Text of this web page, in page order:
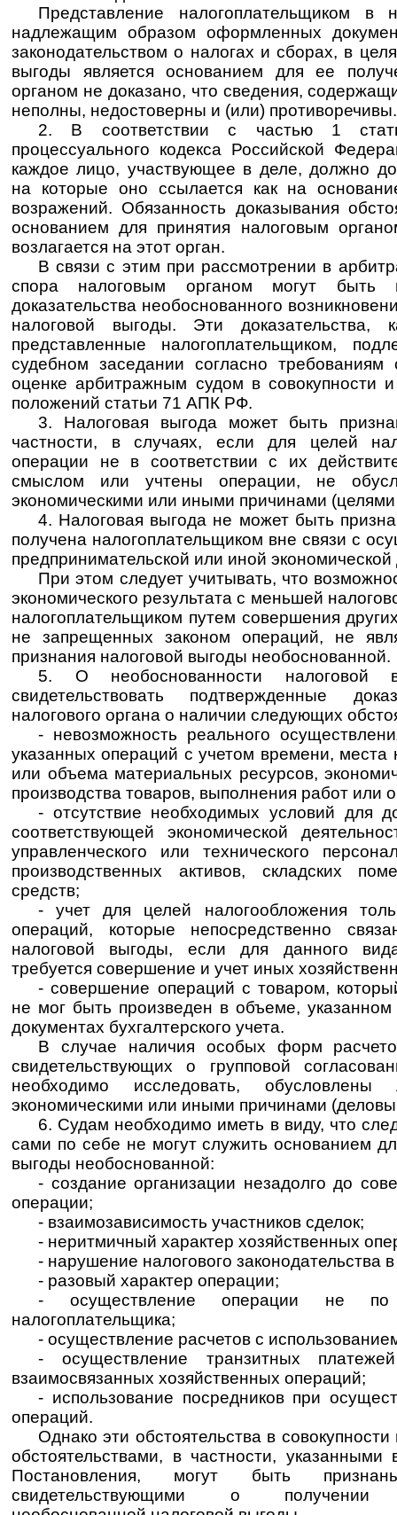
Представление налогоплательщиком в
надлежащим образом оформленных
законодательством о налогах и сборах, в
выгоды является основанием для ее
органом не доказано, что сведения,
неполны, недостоверны и (или) противоречивы.
2. В соответствии с частью 1
процессуального кодекса Российской
каждое лицо, участвующее в деле, должно
на которые оно ссылается как на
возражений. Обязанность доказывания
основанием для принятия налоговым
возлагается на этот орган.
В связи с этим при рассмотрении в
спора налоговым органом могут быть
доказательства необоснованного
налоговой выгоды. Эти доказательства,
представленные налогоплательщиком,
судебном заседании согласно
оценке арбитражным судом в совокупности
положений статьи 71 АПК РФ.
3. Налоговая выгода может быть
частности, в случаях, если для целей
операции не в соответствии с их
смыслом или учтены операции, не
экономическими или иными причинами (целями
4. Налоговая выгода не может быть
получена налогоплательщиком вне связи с
предпринимательской или иной экономической
При этом следует учитывать, что
экономического результата с меньшей
налогоплательщиком путем совершения
не запрещенных законом операций, не
признания налоговой выгоды необоснованной.
5. О необоснованности налоговой
свидетельствовать подтвержденные
налогового органа о наличии следующих
- невозможность реального
указанных операций с учетом времени,
или объема материальных ресурсов,
производства товаров, выполнения работ или
- отсутствие необходимых условий для
соответствующей экономической
управленческого или технического
производственных активов, складских
средств;
- учет для целей налогообложения
операций, которые непосредственно
налоговой выгоды, если для данного
требуется совершение и учет иных
- совершение операций с товаром,
не мог быть произведен в объеме,
документах бухгалтерского учета.
В случае наличия особых форм
свидетельствующих о групповой
необходимо исследовать,
экономическими или иными причинами
6. Судам необходимо иметь в виду, что
сами по себе не могут служить основанием
выгоды необоснованной:
- создание организации незадолго до
операции;
- взаимозависимость участников сделок;
- неритмичный характер хозяйственных
- нарушение налогового законодательства
- разовый характер операции;
- осуществление операции не по
налогоплательщика;
- осуществление расчетов с
- осуществление транзитных
взаимосвязанных хозяйственных операций;
- использование посредников при
операций.
Однако эти обстоятельства в
обстоятельствами, в частности,
Постановления, могут быть признаны
свидетельствующими о получении